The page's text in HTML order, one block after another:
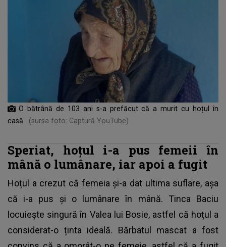
O bătrână de 103 ani s-a prefăcut că a murit cu hoțul în
casă.
(sursa foto: Captură YouTube)
Speriat, hoțul i-a pus femeii în
mână o lumânare, iar apoi a fugit
Hoțul a crezut că femeia și-a dat ultima suflare, așa
că i-a pus și o lumânare în mână. Tinca Baciu
locuiește singură în Valea lui Bosie, astfel că hoțul a
considerat-o ținta ideală. Bărbatul mascat a fost